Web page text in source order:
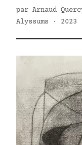
par Arnaud
Alyssums · 2023